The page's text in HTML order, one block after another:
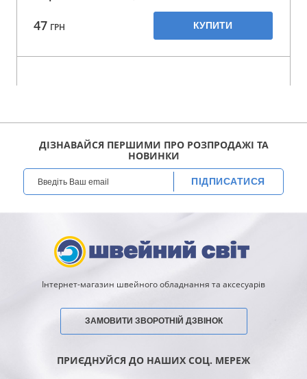
47 ГРН КУПИТИ
ДІЗНАВАЙСЯ ПЕРШИМИ ПРО РОЗПРОДАЖІ ТА
НОВИНКИ
ПІДПИСАТИСЯ
Інтернет-магазин швейного обладнання та аксесуарів
ЗАМОВИТИ ЗВОРОТНІЙ ДЗВІНОК
ПРИЄДНУЙСЯ ДО НАШИХ СОЦ. МЕРЕЖ